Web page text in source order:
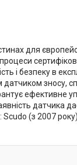
для
і безпеку в
зносу,
ефективне
датчика
Scudo (з 2007